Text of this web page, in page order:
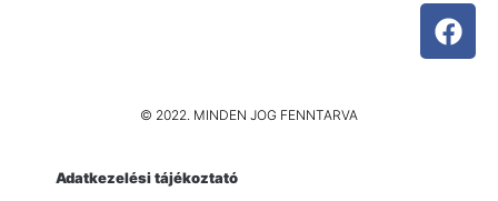
© 2022. MINDEN JOG FENNTARVA
Adatkezelési tájékoztató